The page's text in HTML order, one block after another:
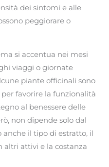
dei sintomi e alle
peggiorare o
si accentua nei mesi
viaggi o giornate
piante officinali sono
favorire la funzionalità
al benessere delle
non dipende solo dal
il tipo di estratto, il
altri attivi e la costanza